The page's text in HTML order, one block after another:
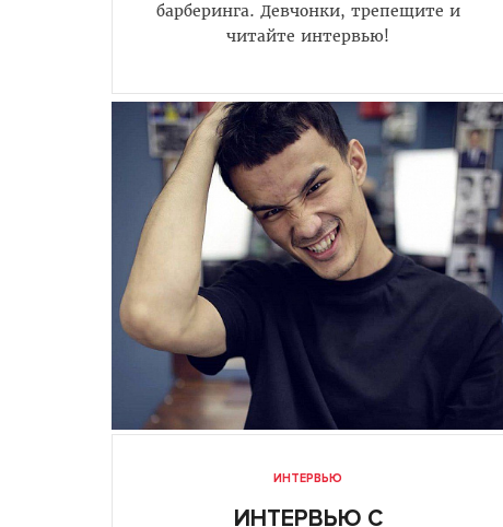
барберинга. Девчонки, трепещите и
читайте интервью!
ИНТЕРВЬЮ
ИНТЕРВЬЮ С